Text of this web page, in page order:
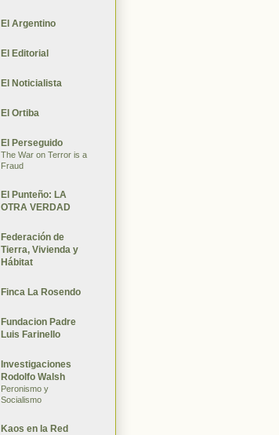
El Argentino
El Editorial
El Noticialista
El Ortiba
El Perseguido
The War on Terror is a
Fraud
El Punteño: LA
OTRA VERDAD
Federación de
Tierra, Vivienda y
Hábitat
Finca La Rosendo
Fundacion Padre
Luis Farinello
Investigaciones
Rodolfo Walsh
Peronismo y
Socialismo
Kaos en la Red